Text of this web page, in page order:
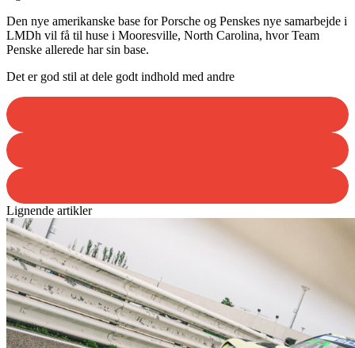
Den nye amerikanske base for Porsche og Penskes nye samarbejde i
LMDh vil få til huse i Mooresville, North Carolina, hvor Team
Penske allerede har sin base.
Det er god stil at dele godt indhold med andre
Lignende artikler